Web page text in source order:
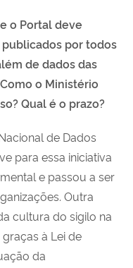
o Portal deve
por todos
de dados das
o Ministério
Qual é o prazo?
de Dados
para essa iniciativa
e passou a ser
Outra
cultura do sigilo na
à Lei de
da